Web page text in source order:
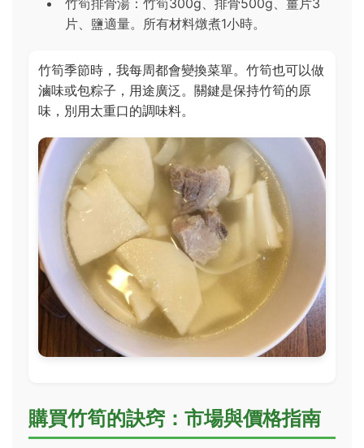
竹筍排骨湯：竹筍300g、排骨500g、薑片3
片、鹽適量。所有材料燉煮1小時。
竹筍季節時，我每周都會變換菜單。竹筍也可以做
滷味或包粽子，用途廣泛。關鍵是保持竹筍的原
味，別用太重口的調味料。
購買竹筍的訣窍：市場與價格指南